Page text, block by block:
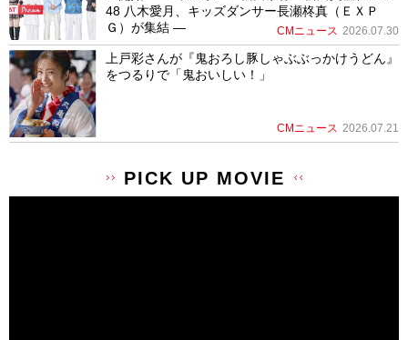
48 八木愛月、キッズダンサー長瀬柊真（ＥＸＰ
Ｇ）が集結 ―
CMニュース 2026.07.30
上戸彩さんが『鬼おろし豚しゃぶぶっかけうどん』
をつるりで「鬼おいしい！」
CMニュース 2026.07.21
PICK UP MOVIE